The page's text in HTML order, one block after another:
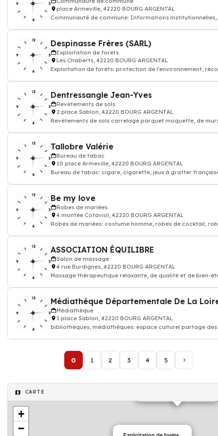
place Armeville, 42220 BOURG ARGENTAL
Communauté de commune: Informations institutionnelles,
Despinasse Frères (SARL)
Exploitation de forêts
Les Chaberts, 42220 BOURG ARGENTAL
Exploitation de forêts: protection de l'environnement,
Dentressangle Jean-Yves
Revêtements de sols
2 place Sablon, 42220 BOURG ARGENTAL
Revêtements de sols carrelage parquet moquette, de
Tallobre Valérie
Bureau de tabac
10 place Armeville, 42220 BOURG ARGENTAL
Bureau de tabac: cigare, cigarette, jeux à gratter
Be my love
Robes de mariées
4 montée Cotaviol, 42220 BOURG ARGENTAL
Robes de mariées: costume homme, robes de cocktail,
ASSOCIATION ÉQUILIBRE
Salon de massage
4 rue Burdignes, 42220 BOURG ARGENTAL
Massage thérapeutique relaxante, de qualité et de bien-être
Médiathéque Départementale De La
Médiathèque
1 place Sablon, 42220 BOURG ARGENTAL
bibliothèques, médiathèques: espace culturel partage des
0 1 2 3 4 5
CARTE
+
−